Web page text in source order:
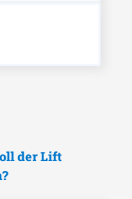
der Lift